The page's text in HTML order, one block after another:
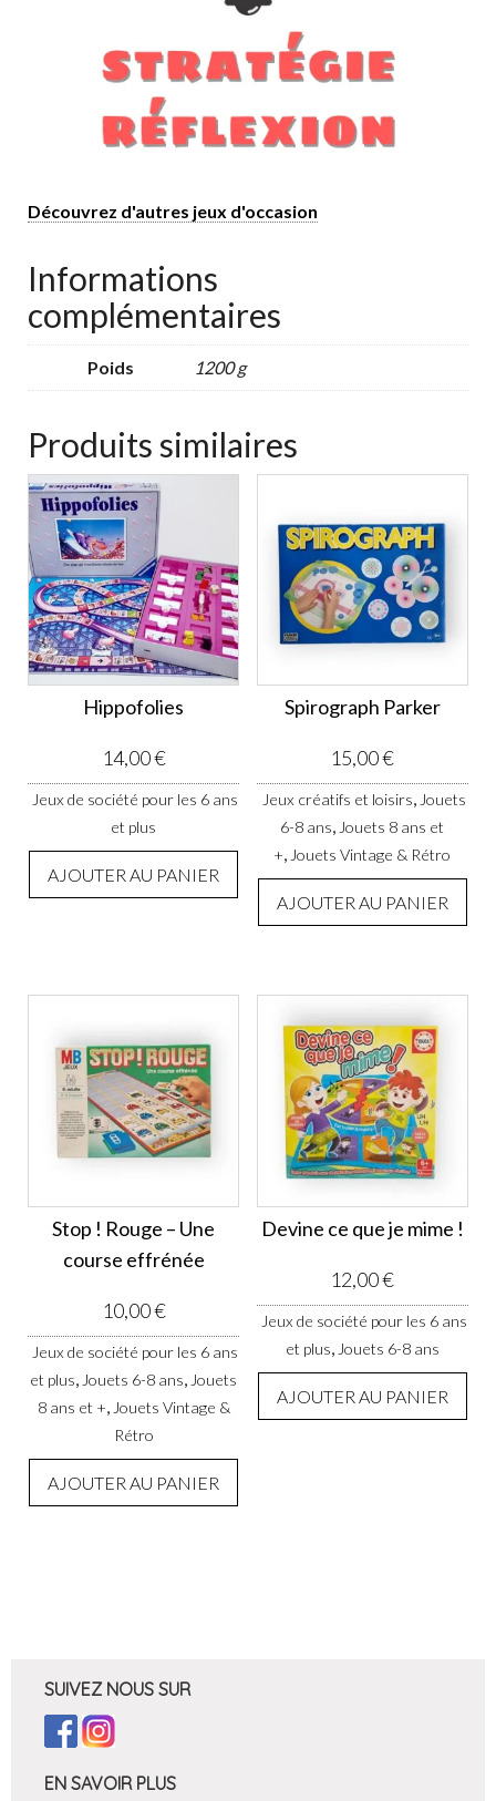
Découvrez d'autres jeux d'occasion
Informations
complémentaires
Poids 1200 g
Produits similaires
Hippofolies
14,00€
Jeux de société pour les 6 ans
et plus
AJOUTER AU PANIER
Spirograph Parker
15,00€
Jeux créatifs et loisirs Jouets
6-8 ans Jouets 8 ans et
+ Jouets Vintage & Rétro
AJOUTER AU PANIER
Stop ! Rouge – Une
course effrénée
10,00€
Jeux de société pour les 6 ans
et plus Jouets 6-8 ans Jouets
8 ans et + Jouets Vintage &
Rétro
AJOUTER AU PANIER
Devine ce que je mime !
12,00€
Jeux de société pour les 6 ans
et plus Jouets 6-8 ans
AJOUTER AU PANIER
SUIVEZ NOUS SUR
EN SAVOIR PLUS